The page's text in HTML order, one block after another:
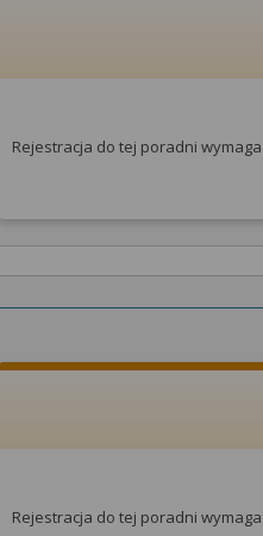
Rejestracja do tej poradni
Rejestracja do tej poradni